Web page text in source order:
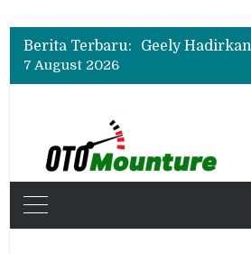
Berita Terbaru:
7 August 2026